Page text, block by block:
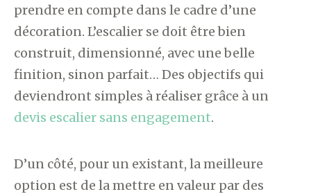
prendre en compte dans le cadre d’une
décoration. L’escalier se doit être bien
construit, dimensionné, avec une belle
finition, sinon parfait… Des objectifs qui
deviendront simples à réaliser grâce à un
devis escalier sans engagement.
D’un côté, pour un existant, la meilleure
option est de la mettre en valeur par des